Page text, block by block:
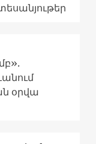
օրվա